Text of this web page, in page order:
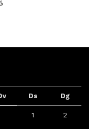
Ds Dg
1 2